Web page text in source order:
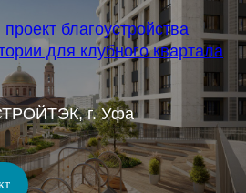
благоустройства
для клубного квартала
г. Уфа